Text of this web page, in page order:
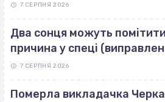
7 СЕРПНЯ 2026
Два сонця можуть
причина у спеці
7 СЕРПНЯ 2026
Померла викладачка